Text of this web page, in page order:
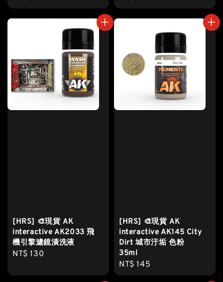
price
price
[HRS] 🎨現貨 AK
interactive AK2033 飛
機引擎濾鏡漬洗液
Regular
NT$ 130
[HRS] 🎨現貨 AK
interactive AK145 City
Dirt 城市汙垢 色粉
35ml
Regular
price
NT$ 145